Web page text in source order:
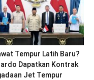
Tempur Latih Baru?
Dapatkan Kontrak
Jet Tempur